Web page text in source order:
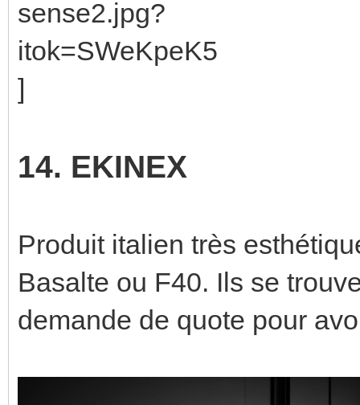
14. EKINEX
Produit italien très
Basalte ou F40. Ils se
demande de quote pour